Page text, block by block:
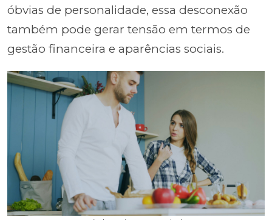
óbvias de personalidade, essa desconexão
também pode gerar tensão em termos de
gestão financeira e aparências sociais.